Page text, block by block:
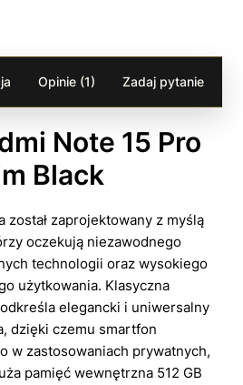
Opinie (1) Zadaj pytanie
Note 15 Pro
Black
został zaprojektowany z myślą
oczekują niezawodnego
technologii oraz wysokiego
użytkowania. Klasyczna
elegancki i uniwersalny
dzięki czemu smartfon
w zastosowaniach prywatnych,
pamięć wewnętrzna 512 GB